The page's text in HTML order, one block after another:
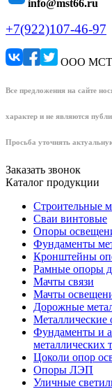
info@mst66.ru
+7(922)107-46-97
ООО МСТ
Все предложения на сайте
характер и не являются
Просьба уточнять
Заказать звонок
Каталог продукции
Строительные
Сваи винтовые
Опоры
Фундаменты
Кронштейны
Рамные опоры
Мачты связи
Мачты
Дорожные
Металлические
Фундаменты и
металлических
Цоколи опор
Опоры ЛЭП
Уличные